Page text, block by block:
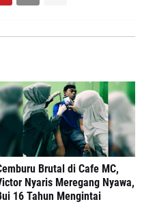
Brutal di Cafe MC,
Nyaris Meregang Nyawa,
16 Tahun Mengintai